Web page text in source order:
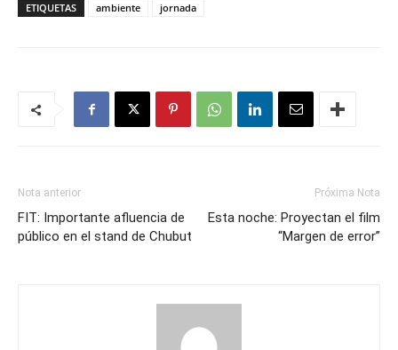
ETIQUETAS ambiente jornada
Nota anterior
FIT: Importante afluencia de
público en el stand de Chubut
Próxima Nota
Esta noche: Proyectan el film
“Margen de error”